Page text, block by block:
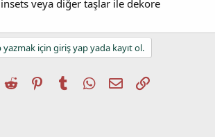
veya diğer taşlar ile dekore
yazmak için giriş yap yada kayıt ol.
Reddit PinterestTumblrWhatsApp
E-postaLink